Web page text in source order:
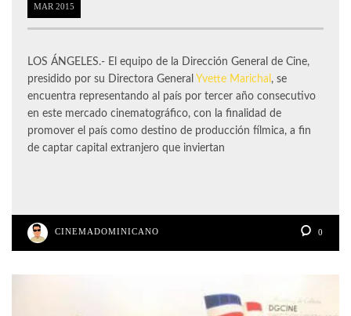
MAR 2015
LOS ÁNGELES.- El equipo de la Dirección General de Cine,
presidido por su Directora General Yvette Marichal , se
encuentra representando al país por tercer año consecutivo
en este mercado cinematográfico, con la finalidad de
promover el país como destino de producción fílmica, a fin
de captar capital extranjero que inviertan
CINEMADOMINICANO 0